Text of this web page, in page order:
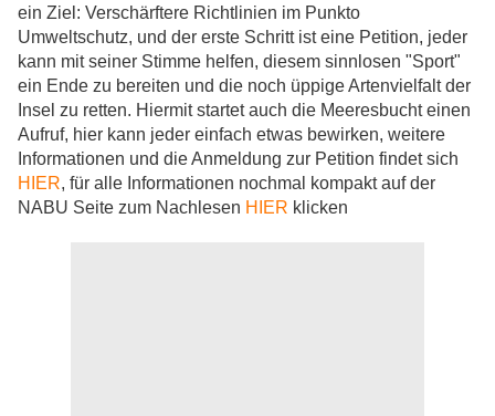
ein Ziel: Verschärftere Richtlinien im Punkto
Umweltschutz, und der erste Schritt ist eine Petition, jeder
kann mit seiner Stimme helfen, diesem sinnlosen "Sport"
ein Ende zu bereiten und die noch üppige Artenvielfalt der
Insel zu retten. Hiermit startet auch die Meeresbucht einen
Aufruf, hier kann jeder einfach etwas bewirken, weitere
Informationen und die Anmeldung zur Petition findet sich
HIER, für alle Informationen nochmal kompakt auf der
NABU Seite zum Nachlesen HIER klicken